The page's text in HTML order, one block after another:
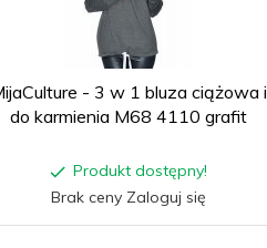
- 3 w 1 bluza ciążowa i
do karmienia M68 4110 grafit
Produkt dostępny!
Brak ceny Zaloguj się